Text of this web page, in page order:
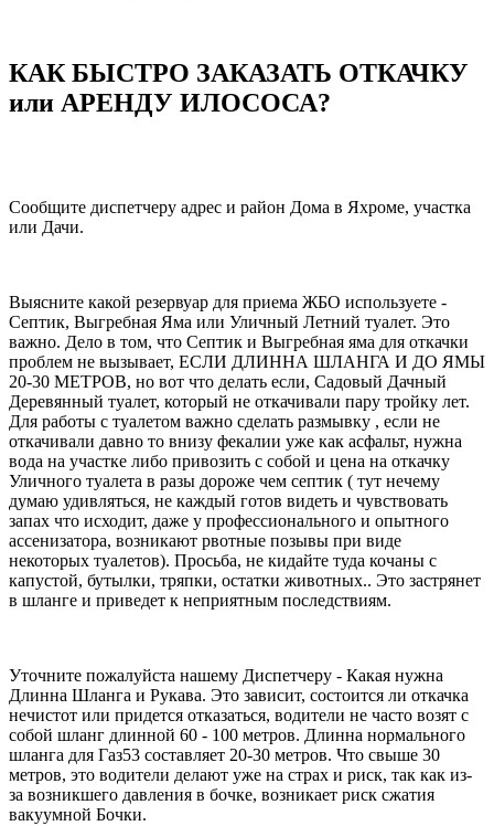
КАК БЫСТРО ЗАКАЗАТЬ ОТКАЧКУ
или АРЕНДУ ИЛОСОСА?
Сообщите диспетчеру адрес и район Дома в Яхроме, участка
или Дачи.
Выясните какой резервуар для приема ЖБО используете -
Септик, Выгребная Яма или Уличный Летний туалет. Это
важно. Дело в том, что Септик и Выгребная яма для откачки
проблем не вызывает, ЕСЛИ ДЛИННА ШЛАНГА И ДО ЯМЫ
20-30 МЕТРОВ, но вот что делать если, Садовый Дачный
Деревянный туалет, который не откачивали пару тройку лет.
Для работы с туалетом важно сделать размывку , если не
откачивали давно то внизу фекалии уже как асфальт, нужна
вода на участке либо привозить с собой и цена на откачку
Уличного туалета в разы дороже чем септик ( тут нечему
думаю удивляться, не каждый готов видеть и чувствовать
запах что исходит, даже у профессионального и опытного
ассенизатора, возникают рвотные позывы при виде
некоторых туалетов). Просьба, не кидайте туда кочаны с
капустой, бутылки, тряпки, остатки животных.. Это застрянет
в шланге и приведет к неприятным последствиям.
Уточните пожалуйста нашему Диспетчеру - Какая нужна
Длинна Шланга и Рукава. Это зависит, состоится ли откачка
нечистот или придется отказаться, водители не часто возят с
собой шланг длинной 60 - 100 метров. Длинна нормального
шланга для Газ53 составляет 20-30 метров. Что свыше 30
метров, это водители делают уже на страх и риск, так как из-
за возникшего давления в бочке, возникает риск сжатия
вакуумной Бочки.